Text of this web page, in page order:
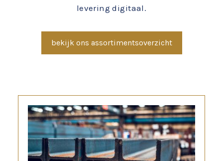
levering digitaal.
bekijk ons assortimentsoverzicht